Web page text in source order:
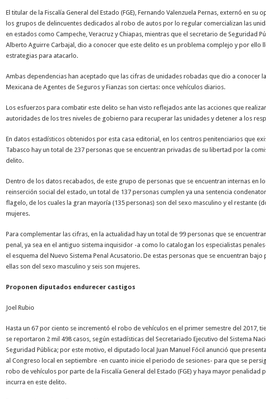
El titular de la Fiscalía General del Estado (FGE), Fernando Valenzuela Pernas, externó en su
los grupos de delincuentes dedicados al robo de autos por lo regular comercializan las
en estados como Campeche, Veracruz y Chiapas, mientras que el secretario de Seguridad
Alberto Aguirre Carbajal, dio a conocer que este delito es un problema complejo y por ello
estrategias para atacarlo.
Ambas dependencias han aceptado que las cifras de unidades robadas que dio a conocer
Mexicana de Agentes de Seguros y Fianzas son ciertas: once vehículos diarios.
Los esfuerzos para combatir este delito se han visto reflejados ante las acciones que
autoridades de los tres niveles de gobierno para recuperar las unidades y detener a los
En datos estadísticos obtenidos por esta casa editorial, en los centros penitenciarios que
Tabasco hay un total de 237 personas que se encuentran privadas de su libertad por la
delito.
Dentro de los datos recabados, de este grupo de personas que se encuentran internas en
reinserción social del estado, un total de 137 personas cumplen ya una sentencia
flagelo, de los cuales la gran mayoría (135 personas) son del sexo masculino y el restante
mujeres.
Para complementar las cifras, en la actualidad hay un total de 99 personas que se
penal, ya sea en el antiguo sistema inquisidor -a como lo catalogan los especialistas
el esquema del Nuevo Sistema Penal Acusatorio. De estas personas que se encuentran bajo
ellas son del sexo masculino y seis son mujeres.
Proponen diputados endurecer castigos
Joel Rubio
Hasta un 67 por ciento se incrementó el robo de vehículos en el primer semestre del 2017,
se reportaron 2 mil 498 casos, según estadísticas del Secretariado Ejecutivo del Sistema
Seguridad Pública; por este motivo, el diputado local Juan Manuel Fócil anunció que
al Congreso local en septiembre -en cuanto inicie el periodo de sesiones- para que se
robo de vehículos por parte de la Fiscalía General del Estado (FGE) y haya mayor penalidad
incurra en este delito.